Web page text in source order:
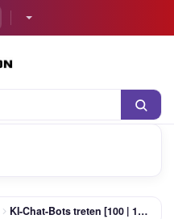
KI-Chat-Bots treten [100 | 1 Tag | Automatische Spracherkennung | 0-15/ Monat | Benutzerdefiniertes Intervall]